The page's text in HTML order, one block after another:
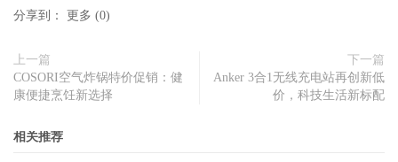
分享到： 更多 (0)
上一篇
COSORI空气炸锅特价促销：健
康便捷烹饪新选择
下一篇
Anker 3合1无线充电站再创新低
价，科技生活新标配
相关推荐